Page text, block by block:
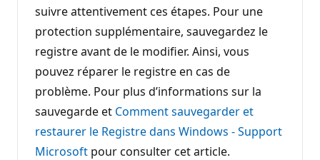
suivre attentivement ces étapes. Pour une
protection supplémentaire, sauvegardez le
registre avant de le modifier. Ainsi, vous
pouvez réparer le registre en cas de
problème. Pour plus d’informations sur la
sauvegarde et Comment sauvegarder et
restaurer le Registre dans Windows - Support
Microsoft pour consulter cet article.